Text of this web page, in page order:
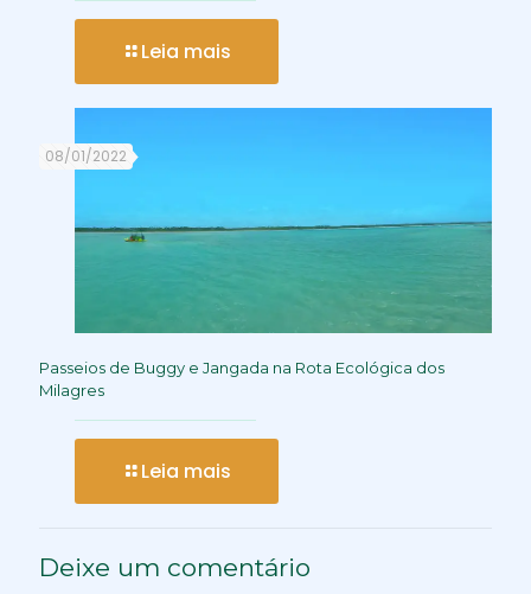
Leia mais
08/01/2022
Passeios de Buggy e Jangada na Rota Ecológica dos
Milagres
Leia mais
Deixe um comentário